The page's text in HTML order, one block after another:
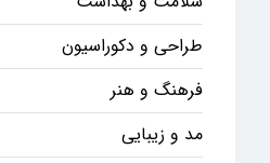
طراحی و دکوراسیون
فرهنگ و هنر
مد و زیبایی